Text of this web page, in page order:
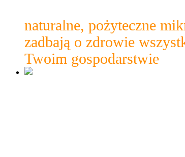
naturalne, pożyteczne
zadbają o zdrowie
Twoim gospodarstwie